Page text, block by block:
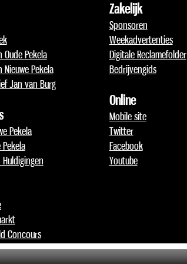
Pekela
Pekela
Jan van Burg
Pekela
Concours
Zakelijk
Sponsoren
Weekadvertenties
Digitale Reclamefolder
Bedrijvengids
Online
Mobile site
Twitter
Facebook
Youtube